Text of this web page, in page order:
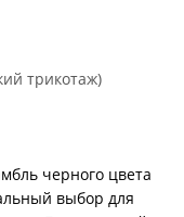
трикотаж)
черного цвета
выбор для